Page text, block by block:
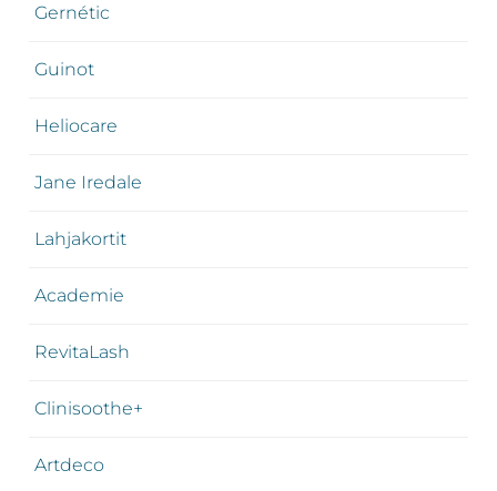
Gernétic
Guinot
Heliocare
Jane Iredale
Lahjakortit
Academie
RevitaLash
Clinisoothe+
Artdeco